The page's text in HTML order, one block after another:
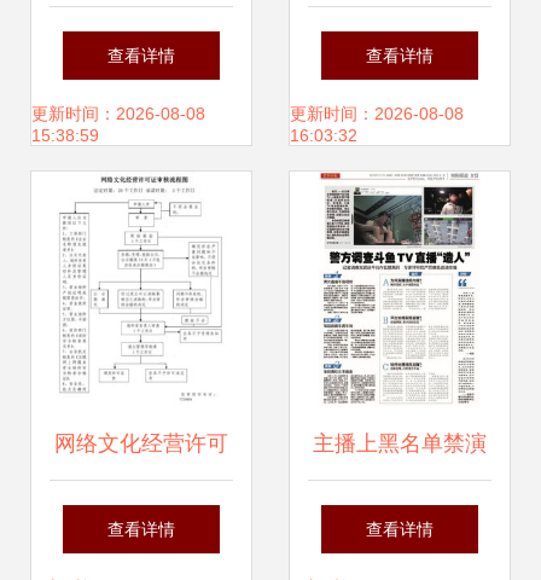
读2020年10月13日
张江网络文化经营
动态
查看详情
更新时间：2026-08-08
15:38:59
证年报 合规运营的
关键环节
查看详情
更新时间：2026-08-08
16:03:32
网络文化经营许可
证办理全流程详解
查看详情
主播上黑名单禁演
网络文化经营迎来
查看详情